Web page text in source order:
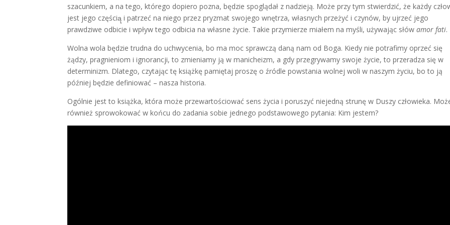
szacunkiem, a na tego, którego dopiero pozna, będzie spoglądał z nadzieją. Może przy tym stwierdzić, że każdy
jest jego częścią̨ i patrzeć na niego przez pryzmat swojego wnętrza, własnych przeżyć i czynów, by ujrzeć jego
prawdziwe odbicie i wpływ tego odbicia na własne życie. Takie przymierze miałem na myśli, używając słówamor fati.
Wolna wola będzie trudna do uchwycenia, bo ma moc sprawczą daną nam od Boga. Kiedy nie potrafimy oprzeć się
żądzy, pragnieniom i ignorancji, to zmieniamy ją w manicheizm, a gdy przegrywamy swoje życie, to przeradza się w
determinizm. Dlatego, czytając tę książkę pamiętaj proszę o źródle powstania wolnej woli w naszym życiu, bo to ją
później będzie definiować – nasza historia.
Ogólnie jest to książka, która może przewartościować sens życia i poruszyć niejedną strunę w Duszy człowieka.
również sprowokować w końcu do zadania sobie jednego podstawowego pytania: Kim jestem?